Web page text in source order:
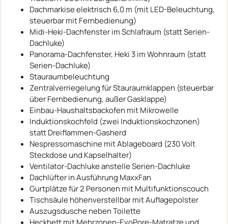
Dachmarkise elektrisch 6,0 m (mit LED-Beleuchtung,
steuerbar mit Fernbedienung)
Midi-Heki-Dachfenster im Schlafraum (statt Serien-
Dachluke)
Panorama-Dachfenster, Heki 3 im Wohnraum (statt
Serien-Dachluke)
Stauraumbeleuchtung
Zentralverriegelung für Stauraumklappen (steuerbar
über Fernbedienung, außer Gasklappe)
Einbau-Haushaltsbackofen mit Mikrowelle
Induktionskochfeld (zwei Induktionskochzonen)
statt Dreiflammen-Gasherd
Nespressomaschine mit Ablageboard (230 Volt
Steckdose und Kapselhalter)
Ventilator-Dachluke anstelle Serien-Dachluke
Dachlüfter in Ausführung MaxxFan
Gurtplätze für 2 Personen mit Multifunktionscouch
Tischsäule höhenverstellbar mit Auflagepolster
Auszugsdusche neben Toilette